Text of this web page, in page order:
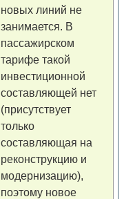
новых линий не
занимается. В
пассажирском
тарифе такой
инвестиционной
составляющей нет
(присутствует
только
составляющая на
реконструкцию и
модернизацию),
поэтому новое